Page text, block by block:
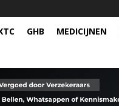
GHB MEDICIJNEN